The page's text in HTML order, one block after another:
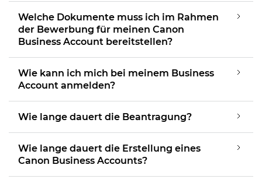
Welche Dokumente muss ich im Rahmen
der Bewerbung für meinen Canon
Business Account bereitstellen?
Wie kann ich mich bei meinem Business
Account anmelden?
Wie lange dauert die Beantragung?
Wie lange dauert die Erstellung eines
Canon Business Accounts?